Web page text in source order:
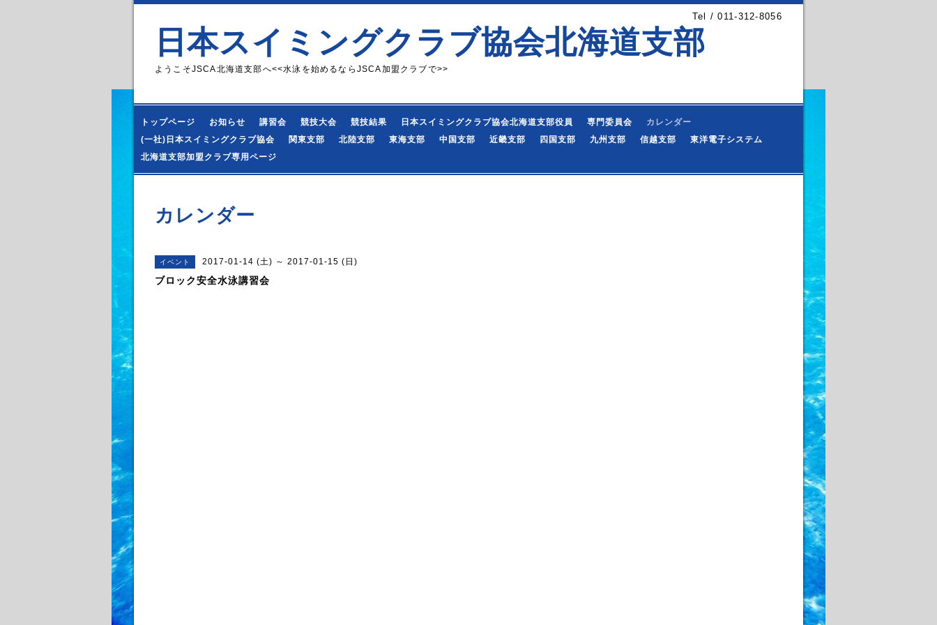
Tel / 011-312-8056
日本スイミングクラブ協会北海道支部
ようこそJSCA北海道支部へ<<水泳を始めるならJSCA加盟クラブで>>
トップページ お知らせ 講習会 競技大会 競技結果 日本スイミングクラブ協会北海道支部役員 専門委員会
カレンダー
(一社)日本スイミングクラブ協会
関東支部 北陸支部 東海支部 中国支部 近畿支部 四国支部 九州支部 信越支部
東洋電子システム
北海道支部加盟クラブ専用ページ
カレンダー
イベント 2017-01-14 (土) ～ 2017-01-15 (日)
ブロック安全水泳講習会